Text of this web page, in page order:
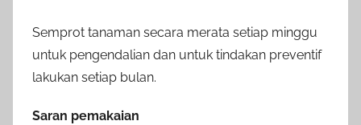
Semprot tanaman secara merata setiap minggu
untuk pengendalian dan untuk tindakan preventif
lakukan setiap bulan.
Saran pemakaian